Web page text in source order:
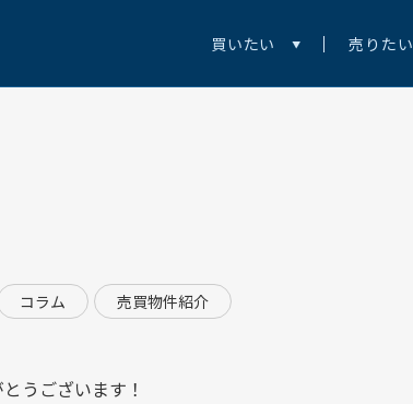
買いたい 売りたい
コラム 売買物件紹介
うございます！